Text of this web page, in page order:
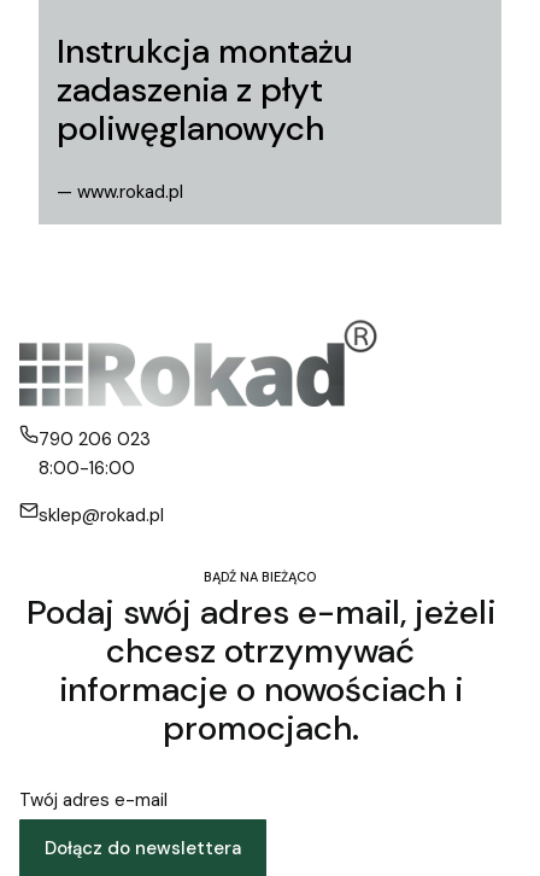
Instrukcja montażu
zadaszenia z płyt
poliwęglanowych
— www.rokad.pl
790 206 023
8:00-16:00
sklep@rokad.pl
BĄDŹ NA BIEŻĄCO
Podaj swój adres e-mail, jeżeli
chcesz otrzymywać
informacje o nowościach i
promocjach.
Twój adres e-mail
Dołącz do newslettera